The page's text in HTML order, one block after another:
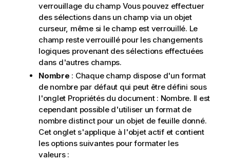
verrouillage du champ Vous pouvez effectuer
des sélections dans un champ via un objet
curseur, même si le champ est verrouillé. Le
champ reste verrouillé pour les changements
logiques provenant des sélections effectuées
dans d'autres champs.
Nombre : Chaque champ dispose d'un format
de nombre par défaut qui peut être défini sous
l'onglet Propriétés du document : Nombre. Il est
cependant possible d'utiliser un format de
nombre distinct pour un objet de feuille donné.
Cet onglet s'applique à l'objet actif et contient
les options suivantes pour formater les
valeurs :